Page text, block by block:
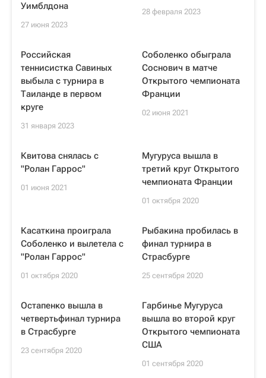
Уимблдона
27 июня 2023
28 февраля 2023
Российская
теннисистка Савиных
выбыла с турнира в
Таиланде в первом
круге
31 января 2023
Соболенко обыграла
Соснович в матче
Открытого чемпионата
Франции
02 июня 2021
Квитова снялась с
"Ролан Гаррос"
01 июня 2021
Мугуруса вышла в
третий круг Открытого
чемпионата Франции
01 октября 2020
Касаткина проиграла
Соболенко и вылетела с
"Ролан Гаррос"
01 октября 2020
Рыбакина пробилась в
финал турнира в
Страсбурге
25 сентября 2020
Остапенко вышла в
четвертьфинал турнира
в Страсбурге
23 сентября 2020
Гарбинье Мугуруса
вышла во второй круг
Открытого чемпионата
США
01 сентября 2020